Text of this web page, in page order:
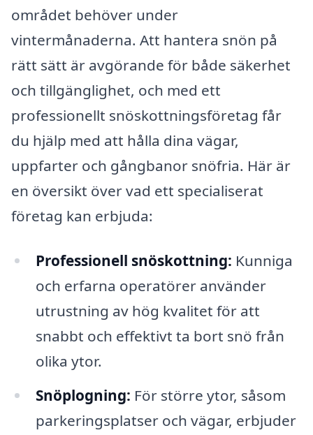
området behöver under
vintermånaderna. Att hantera snön på
rätt sätt är avgörande för både säkerhet
och tillgänglighet, och med ett
professionellt snöskottningsföretag får
du hjälp med att hålla dina vägar,
uppfarter och gångbanor snöfria. Här är
en översikt över vad ett specialiserat
företag kan erbjuda:
Professionell snöskottning: Kunniga
och erfarna operatörer använder
utrustning av hög kvalitet för att
snabbt och effektivt ta bort snö från
olika ytor.
Snöplogning: För större ytor, såsom
parkeringsplatser och vägar, erbjuder